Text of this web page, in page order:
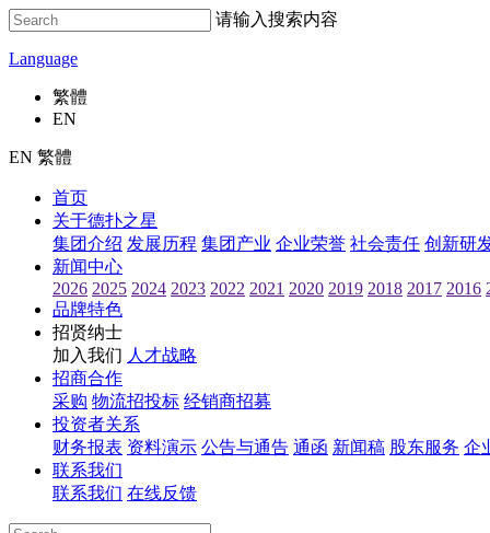
请输入搜索内容
Language
繁體
EN
EN 繁體
首页
关于德扑之星
集团介绍 发展历程 集团产业 企业荣誉 社会责任 创新研
新闻中心
2026 2025 2024 2023 2022 2021 2020 2019 2018 2017 2016
品牌特色
招贤纳士
加入我们 人才战略
招商合作
采购 物流招投标 经销商招募
投资者关系
财务报表 资料演示 公告与通告 通函 新闻稿 股东服务 企
联系我们
联系我们 在线反馈